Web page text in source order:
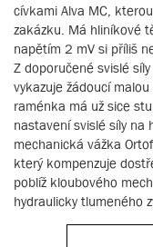
cívkami Alva MC,
zakázku. Má hliníkové
napětím 2 mV si příliš
Z doporučené svislé
vykazuje žádoucí
raménka má už sice
nastavení svislé síly na
mechanická vážka
který kompenzuje
poblíž kloubového
hydraulicky tlumeného